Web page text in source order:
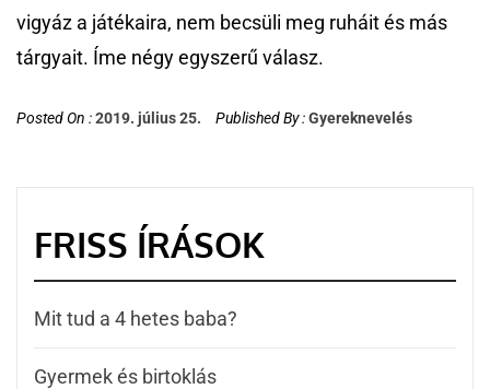
vigyáz a játékaira, nem becsüli meg ruháit és más
tárgyait. Íme négy egyszerű válasz.
Posted On :2019. július 25. Published By :Gyereknevelés
FRISS ÍRÁSOK
Mit tud a 4 hetes baba?
Gyermek és birtoklás